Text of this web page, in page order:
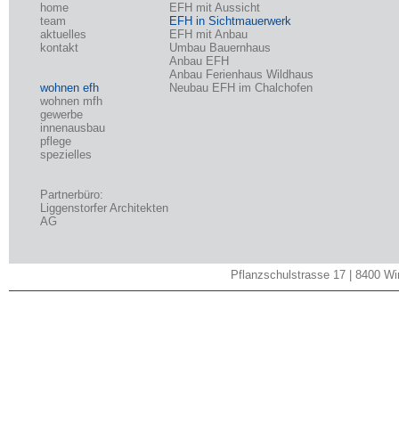
home
team
aktuelles
kontakt
wohnen efh
wohnen mfh
gewerbe
innenausbau
pflege
spezielles
Partnerbüro:
Liggenstorfer Architekten
AG
EFH mit Aussicht
EFH in Sichtmauerwerk
EFH mit Anbau
Umbau Bauernhaus
Anbau EFH
Anbau Ferienhaus Wildhaus
Neubau EFH im Chalchofen
Pflanzschulstrasse 17 | 8400